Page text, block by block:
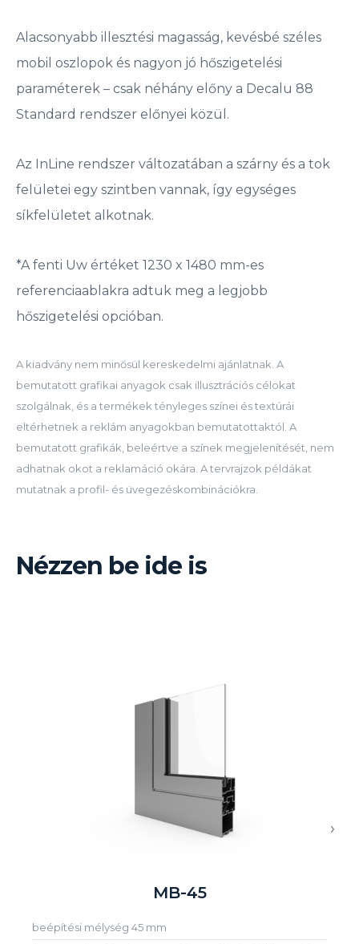
Alacsonyabb illesztési magasság, kevésbé széles
mobil oszlopok és nagyon jó hőszigetelési
paraméterek – csak néhány előny a Decalu 88
Standard rendszer előnyei közül.
Az InLine rendszer változatában a szárny és a tok
felületei egy szintben vannak, így egységes
síkfelületet alkotnak.
*A fenti Uw értéket 1230 x 1480 mm-es
referenciaablakra adtuk meg a legjobb
hőszigetelési opcióban.
A kiadvány nem minősül kereskedelmi ajánlatnak. A
bemutatott grafikai anyagok csak illusztrációs célokat
szolgálnak, és a termékek tényleges színei és textúrái
eltérhetnek a reklám anyagokban bemutatottaktól. A
bemutatott grafikák, beleértve a színek megjelenítését, nem
adhatnak okot a reklamáció okára. A tervrajzok példákat
mutatnak a profil- és üvegezéskombinációkra.
Nézzen be ide is
MB-45
beépítési mélység 45 mm
›